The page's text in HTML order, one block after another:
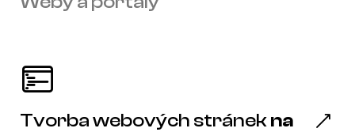
Tvorba webových stránekna